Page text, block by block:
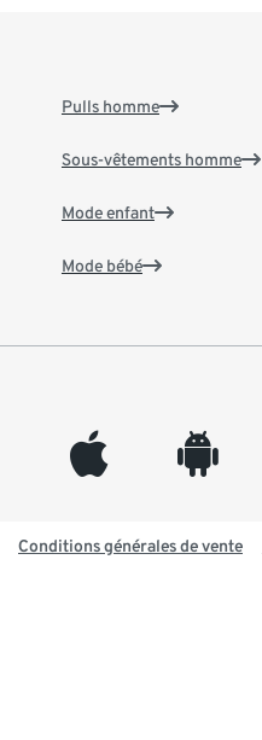
Pulls homme
Sous-vêtements homme
Mode enfant
Mode bébé
appleinc android
Conditions générales de vente